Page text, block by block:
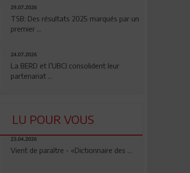
29.07.2026
TSB: Des résultats 2025 marqués par un
premier ...
24.07.2026
La BERD et l’UBCI consolident leur
partenariat ...
LU POUR VOUS
23.04.2026
Vient de paraître - «Dictionnaire des ...